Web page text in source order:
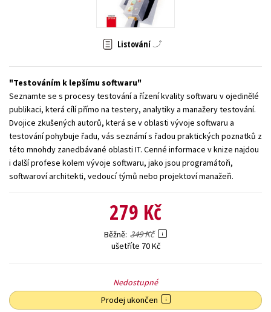
Zahraniční literatura
Všechny tituly
Listování
Testováním k lepšímu softwaru
Seznamte se s procesy testování a řízení kvality softwaru v ojedinělé
publikaci, která cílí přímo na testery, analytiky a manažery testování.
Dvojice zkušených autorů, která se v oblasti vývoje softwaru a
testování pohybuje řadu, vás seznámí s řadou praktických poznatků z
této mnohdy zanedbávané oblasti IT. Cenné informace v knize najdou
i další profese kolem vývoje softwaru, jako jsou programátoři,
softwaroví architekti, vedoucí týmů nebo projektoví manažeři.
279 Kč
Běžně 349 Kč
ušetříte 70 Kč
Nedostupné
Prodej ukončen